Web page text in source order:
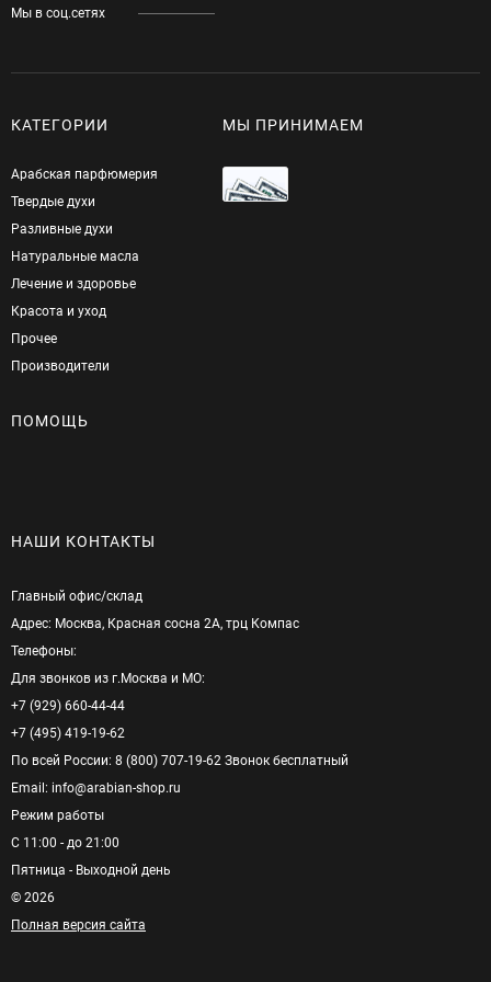
Мы в соц.сетях
КАТЕГОРИИ
Арабская парфюмерия
Твердые духи
Разливные духи
Натуральные масла
Лечение и здоровье
Красота и уход
Прочее
Производители
МЫ ПРИНИМАЕМ
ПОМОЩЬ
НАШИ КОНТАКТЫ
Главный офис/cклад
Адрес: Москва, Красная сосна 2А, трц Компас
Телефоны:
Для звонков из г.Москва и МО:
+7 (929) 660-44-44
+7 (495) 419-19-62
По всей России: 8 (800) 707-19-62 Звонок бесплатный
Email: info@arabian-shop.ru
Режим pаботы
С 11:00 - до 21:00
Пятница - Выходной день
© 2026
Полная версия сайта